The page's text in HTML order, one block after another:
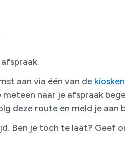
aan via één van de kiosken
meteen naar je afspraak
deze route en meld je aan
Ben je toch te laat? Geef